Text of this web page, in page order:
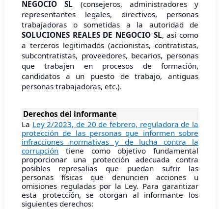
NEGOCIO SL (consejeros, administradores y
representantes legales, directivos, personas
trabajadoras o sometidas a la autoridad de
SOLUCIONES REALES DE NEGOCIO SL, así como
a terceros legitimados (accionistas, contratistas,
subcontratistas, proveedores, becarios, personas
que trabajen en procesos de formación,
candidatos a un puesto de trabajo, antiguas
personas trabajadoras, etc.).
Derechos del informante
La Ley 2/2023, de 20 de febrero, reguladora de la
protección de las personas que informen sobre
infracciones normativas y de lucha contra la
corrupción tiene como objetivo fundamental
proporcionar una protección adecuada contra
posibles represalias que puedan sufrir las
personas físicas que denuncien acciones u
omisiones reguladas por la Ley. Para garantizar
esta protección, se otorgan al informante los
siguientes derechos: